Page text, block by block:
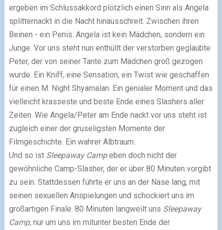
ergeben im Schlussakkord plötzlich einen Sinn als Angela
splitternackt in die Nacht hinausschreit. Zwischen ihren
Beinen - ein Penis. Angela ist kein Mädchen, sondern ein
Junge. Vor uns steht nun enthüllt der verstorben geglaubte
Peter, der von seiner Tante zum Mädchen groß gezogen
wurde. Ein Kniff, eine Sensation, ein Twist wie geschaffen
für einen M. Night Shyamalan. Ein genialer Moment und das
vielleicht krasseste und beste Ende eines Slashers aller
Zeiten. Wie Angela/Peter am Ende nackt vor uns steht ist
zugleich einer der gruseligsten Momente der
Filmgeschichte. Ein wahrer Albtraum.
Und so ist Sleepaway Campeben doch nicht der
gewöhnliche Camp-Slasher, der er über 80 Minuten vorgibt
zu sein. Stattdessen führte er uns an der Nase lang, mit
seinen sexuellen Anspielungen und schockiert uns im
großartigen Finale. 80 Minuten langweilt uns Sleepaway
Camp, nur um uns im mitunter besten Ende der